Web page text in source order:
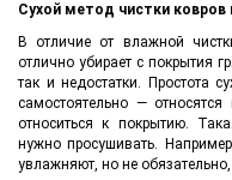
Сухой метод чистки ковров
В отличие от влажной
отлично убирает с покрытия
так и недостатки. Простота
самостоятельно —
относиться к покрытию.
нужно просушивать.
увлажняют, но не